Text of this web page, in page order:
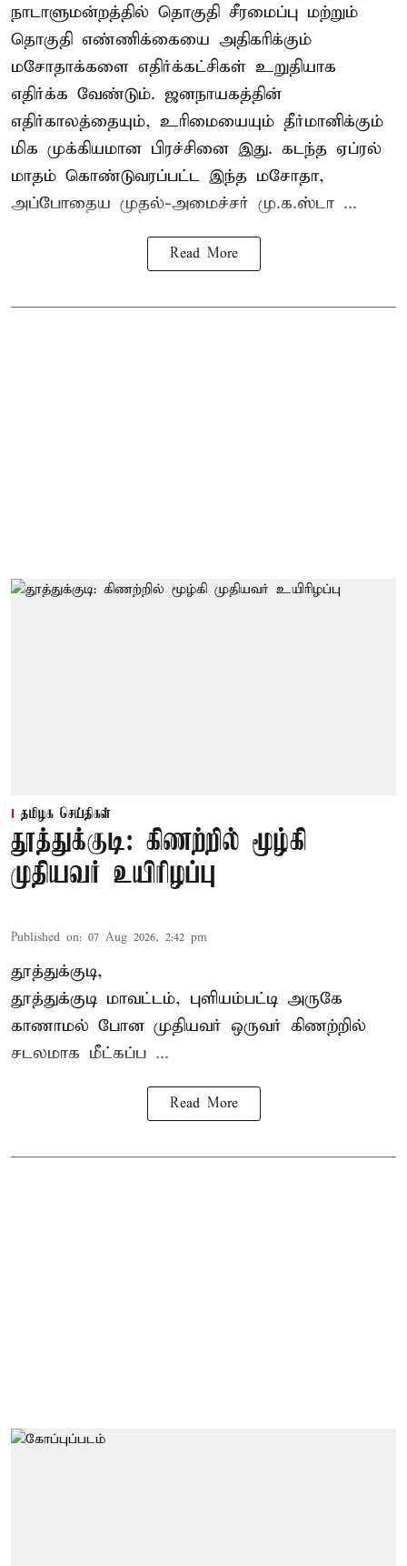
நாடாளுமன்றத்தில் தொகுதி சீரமைப்பு மற்றும்
தொகுதி எண்ணிக்கையை அதிகரிக்கும்
மசோதாக்களை எதிர்க்கட்சிகள் உறுதியாக
எதிர்க்க வேண்டும். ஜனநாயகத்தின்
எதிர்காலத்தையும், உரிமையையும் தீர்மானிக்கும்
மிக முக்கியமான பிரச்சினை இது. கடந்த ஏப்ரல்
மாதம் கொண்டுவரப்பட்ட இந்த மசோதா,
அப்போதைய முதல்-அமைச்சர் மு.க.ஸ்டா ...
Read More
தமிழக செய்திகள்
தூத்துக்குடி: கிணற்றில் மூழ்கி
முதியவர் உயிரிழப்பு
Published on: 07 Aug 2026, 2:42 pm
தூத்துக்குடி,
தூத்துக்குடி மாவட்டம், புளியம்பட்டி அருகே
காணாமல் போன முதியவர் ஒருவர் கிணற்றில்
சடலமாக மீட்கப்ப ...
Read More